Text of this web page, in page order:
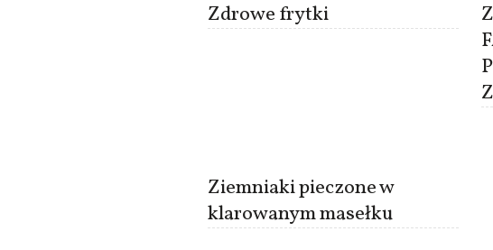
Zdrowe frytki
Ziemniaki pieczone w
klarowanym masełku